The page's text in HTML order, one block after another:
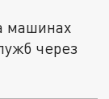
машинах
через